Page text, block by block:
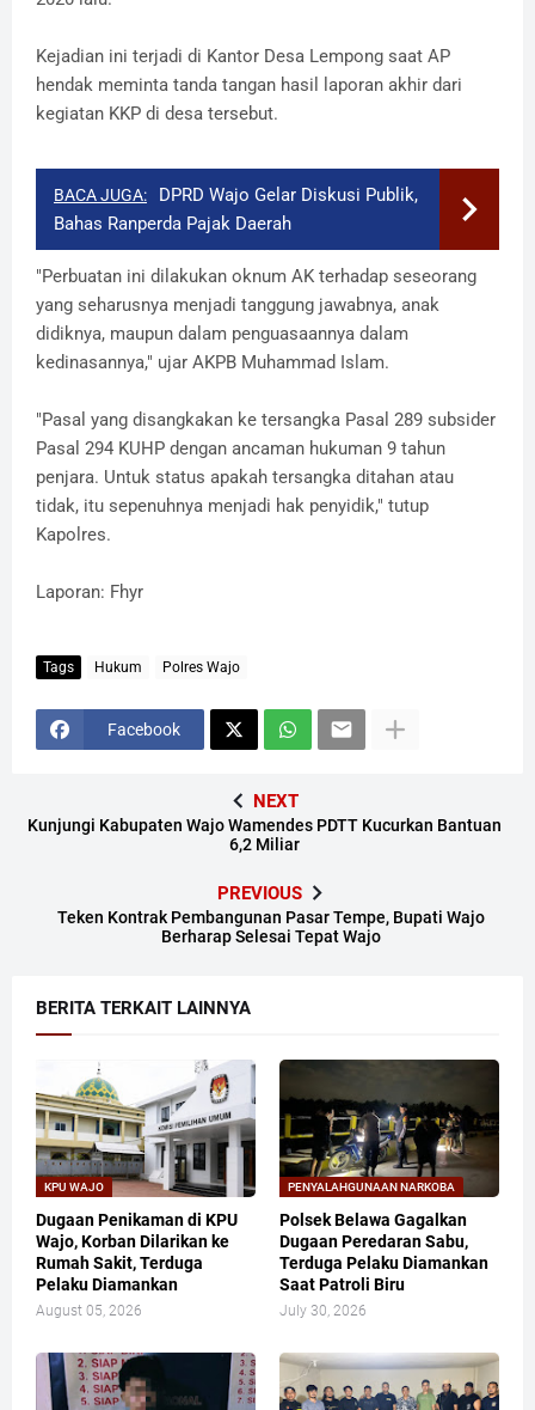
Kejadian ini terjadi di Kantor Desa Lempong saat AP
hendak meminta tanda tangan hasil laporan akhir dari
kegiatan KKP di desa tersebut.
BACA JUGA:
DPRD Wajo Gelar Diskusi Publik,
Bahas Ranperda Pajak Daerah
"Perbuatan ini dilakukan oknum AK terhadap seseorang
yang seharusnya menjadi tanggung jawabnya, anak
didiknya, maupun dalam penguasaannya dalam
kedinasannya," ujar AKPB Muhammad Islam.
"Pasal yang disangkakan ke tersangka Pasal 289 subsider
Pasal 294 KUHP dengan ancaman hukuman 9 tahun
penjara. Untuk status apakah tersangka ditahan atau
tidak, itu sepenuhnya menjadi hak penyidik," tutup
Kapolres.
Laporan: Fhyr
Tags Hukum Polres Wajo
Facebook
NEXT
Kunjungi Kabupaten Wajo Wamendes PDTT Kucurkan Bantuan
6,2 Miliar
PREVIOUS
Teken Kontrak Pembangunan Pasar Tempe, Bupati Wajo
Berharap Selesai Tepat Wajo
BERITA TERKAIT LAINNYA
KPU WAJO
Dugaan Penikaman di KPU
Wajo, Korban Dilarikan ke
Rumah Sakit, Terduga
Pelaku Diamankan
August 05, 2026
PENYALAHGUNAAN NARKOBA
Polsek Belawa Gagalkan
Dugaan Peredaran Sabu,
Terduga Pelaku Diamankan
Saat Patroli Biru
July 30, 2026